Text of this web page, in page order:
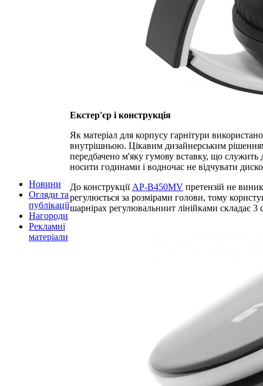
Новини
Огляди та
публікації
Нагороди
Рекламні
матеріали
Екстер'єр і конструкція
Як матеріал для корпусу гарнітури
внутрішньою. Цікавим дизайнерським рішенням
передбачено м'яку гумову вставку, що служить
носити годинами і водночас не відчувати
До конструкціїAP-B450MV претензій не
регулюється за розмірами голови, тому
шарнірах регулювальниит лінійками складає 3